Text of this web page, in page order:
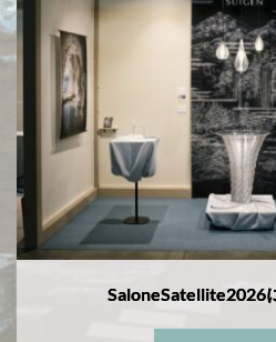
SaloneSatellite2026